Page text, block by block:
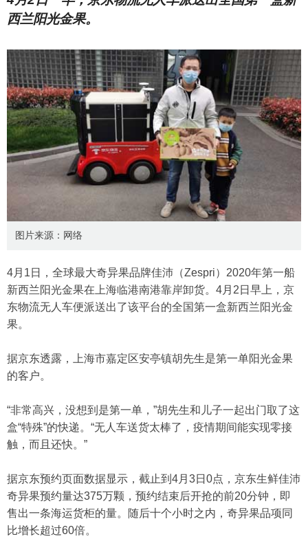
西兰阳光金果。
图片来源：网络
4月1日，全球最大奇异果品牌佳沛（Zespri）2020年第一船
新西兰阳光金果在上海临港南港靠岸卸货。4月2日早上，京
东物流无人车便派送出了该平台的全国第一盒新西兰阳光金
果。
据京东透露，上海市嘉定区安亭镇胡先生是第一单阳光金果
的客户。
“非常高兴，没想到是第一单，”胡先生和儿子一起出门取了这
盒“特殊”的快递。“无人车送货太棒了，疫情期间能实现零接
触，而且还快。”
据京东预约页面数据显示，截止到4月3日0点，京东生鲜佳沛
奇异果预约量达375万颗，预约结束后开抢的前20分钟，即
售出一条海运货柜的量。随后十个小时之内，奇异果品项同
比增长超过60倍。